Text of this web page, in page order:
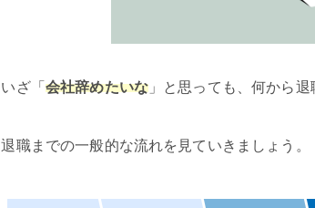
いざ「 会社辞めたいな 」と思っても、何から
退職までの一般的な流れを見ていきましょう。